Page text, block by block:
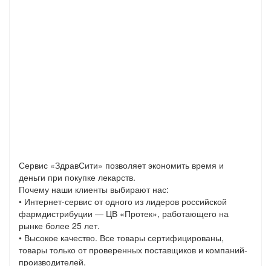
Сервис «ЗдравСити» позволяет экономить время и
деньги при покупке лекарств.
Почему наши клиенты выбирают нас:
• Интернет-сервис от одного из лидеров российской
фармдистрибуции — ЦВ «Протек», работающего на
рынке более 25 лет.
• Высокое качество. Все товары сертифицированы,
товары только от проверенных поставщиков и компаний-
производителей.